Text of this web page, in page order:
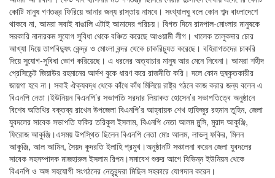
কোটি মানুষ গণতন্ত্র ফিরিয়ে আনার জন্য রাস্তায় নামবে। সংখ্যালঘু বলে কোন শব্দ বাংলাদেশে
থাকবে না, আমরা সবাই বাঙালি এটাই আমাদের পরিচয়। বিগত দিনে রামপাল-মোংলার মানুষকে
সরকারি নানারকম সুযোগ সুবিধা থেকে বঞ্চিত করেছে আওয়ামী লীগ। খালেক তালুকদার চোর
আখ্যা দিয়ে তাপবিদ্যুৎ কেন্দ্র ও মোংলা বন্দর থেকে চাকরিচ্যুত করেছে। বহিরাগতদের চাকরি
দিয়ে সুযোগ-সুবিধা ভোগ করিয়েছে। এ ধরনের অত্যাচার মানুষ আর মেনে নিবেনা। আমরা শহীদ
প্রেসিডেন্ট জিয়াউর রহমানের আর্দশ বুকে ধারণ করে রাজনীতি করি। দলে কোন দুষ্কৃতকারীর
জায়গা হবে না। সবাই ঐক্যবদ্ধ থেকে কাঁধে কাঁধ মিলিয়ে রাষ্ট্র গঠনে কাজ করার জন্য বলেন এ
বিএনপি নেতা।ইউনিয়ন বিএনপি’র সভাপতি সরদার লিয়াকত হোসেন’র সভাপতিত্বে অনুষ্ঠানে
বিশেষ অতিথির বক্তব্য রাখেন উপজেলা বিএনপি’র আহ্বায়ক শেখ হাফিজুর রহমান তুহিন, জেলা
যুবদলের সাবেক সভাপতি ফকির তরিকুল ইসলাম, বিএনপি নেতা আলম মুন্সি, মুরাদ আকুঞ্জি,
ফিরোজ আকুঞ্জি।এসময় উপস্থিত ছিলেন বিএনপি নেতা মোঃ আলম, লাভলু ফকির, মিলন
আকুঞ্জি, আল আমিন, সৈয়দ কুদরতি ইলাহি প্রমুখ।অনুষ্ঠানটি সঞ্চালনা করেন জেলা যুবদলের
সাবেক সহসম্পাদক মাজহারুল ইসলাম রিপন।সমাবেশ শুরুর আগে বিভিন্ন ইউনিয়ন থেকে
বিএনপি ও অঙ্গ সহযোগী সংগঠনের নেতৃবৃন্দরা মিছিল সহকারে যোগদান করেন।